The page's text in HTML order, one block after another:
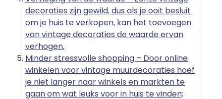
decoraties zijn gewild, dus als je ooit besluit
om je huis te verkopen, kan het toevoegen
van vintage decoraties de waarde ervan
verhogen.
Minder stressvolle shopping – Door online
winkelen voor vintage muurdecoraties hoef
je niet langer naar winkels en markten te
gaan om wat leuks voor in huis te vinden;